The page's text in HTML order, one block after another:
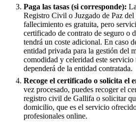
Paga las tasas (si corresponde):
Registro Civil o Juzgado de Paz
fallecimiento es gratuita, pero
certificado de contrato de seguro o
tendrá un coste adicional. En caso
entidad privada para la gestión del
comodidad y celeridad este servicio
dependerá de la entidad contratada.
Recoge el certificado o solicita el
vez procesado, puedes recoger el
registro civil de Gallifa o solicitar
domicilio, que es el servicio
profesionales online.